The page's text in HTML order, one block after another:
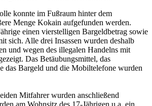
konnte im Fußraum hinter dem
Menge Kokain aufgefunden werden.
einen vierstelligen Bargeldbetrag sowie
sich. Alle drei Insassen wurden deshalb
und wegen des illegalen Handelns mit
Das Betäubungsmittel, das
das Bargeld und die Mobiltelefone wurden
Mitfahrer wurden anschließend
am Wohnsitz des 17-Jährigen u.a. ein